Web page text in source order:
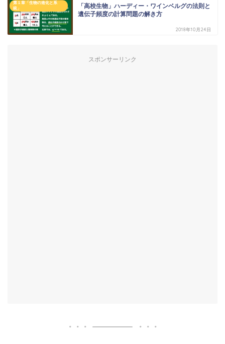
第１章「生物の進化と系
統」
「高校生物」ハーディー・ワインベルグの法則と
遺伝子頻度の計算問題の解き方
2018年10月24日
スポンサーリンク